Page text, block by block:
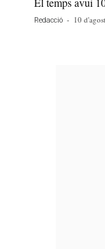
Redacció - 10